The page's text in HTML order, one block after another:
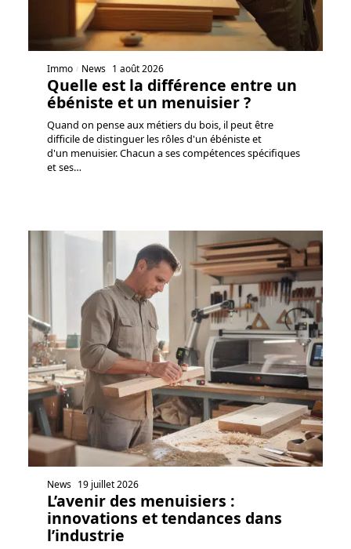
Immo News 1 août 2026
Quelle est la différence entre un
ébéniste et un menuisier ?
Quand on pense aux métiers du bois, il peut être
difficile de distinguer les rôles d'un ébéniste et
d'un menuisier. Chacun a ses compétences spécifiques
et ses…
News 19 juillet 2026
L’avenir des menuisiers :
innovations et tendances dans
l’industrie